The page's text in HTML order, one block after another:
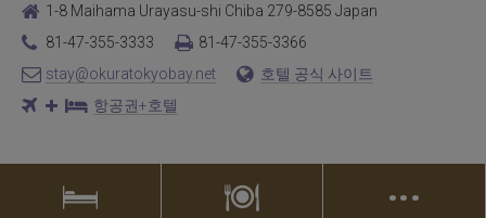
1-8 Maihama Urayasu-shi Chiba 279-8585 Japan
81-47-355-3333
81-47-355-3366
stay@okuratokyobay.net
호텔 공식 사이트
항공권+호텔
…